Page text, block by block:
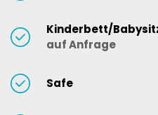
Kinderbett/
auf Anfrage
Safe